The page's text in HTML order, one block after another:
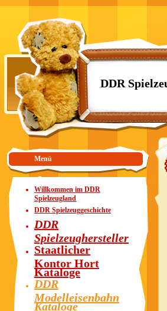
DDR
Menü
Willkommen im DDR
Spielzeugland
DDR Spielzeuggeschichte
DDR
Spielzeughersteller
Staatlicher
Kontor Hort
Kataloge
DDR
Modelleisenbahn
Kataloge